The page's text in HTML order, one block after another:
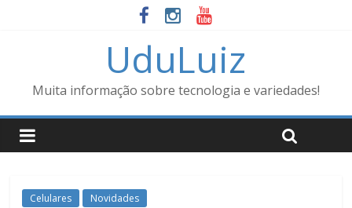
UduLuiz
Muita informação sobre tecnologia e variedades!
Celulares Novidades